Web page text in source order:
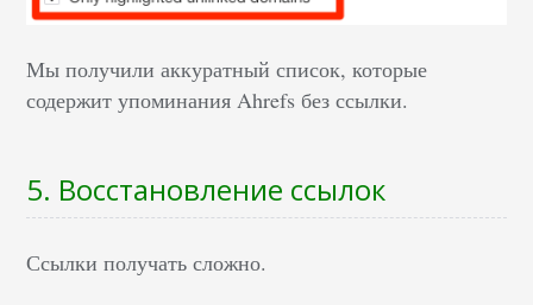
Мы получили аккуратный список, которые
содержит упоминания Ahrefs без ссылки.
5. Восстановление ссылок
Ссылки получать сложно.